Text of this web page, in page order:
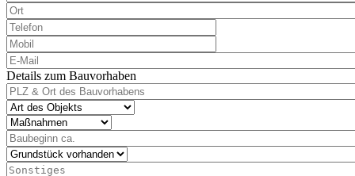
Ort
Telefon
Mobil
E-
Mail
Details zum Bauvorhaben
PLZ
&
Ort
des
Bauvorhabens
Art
des
Objekts
Maßnahmen
Baubeginn
ca.
Grundstück
vorhanden
Sonstiges